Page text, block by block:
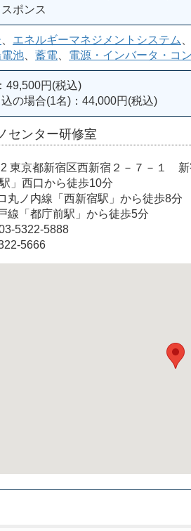
ポンス
エネルギーマネジメントシステム
池 蓄電 電源・インバータ・コ
49,500円(税込)
の場合(1名)：44,000円(税込)
センター研修室
東京都新宿区西新宿２－７－１ 新
」西口から徒歩10分
丸ノ内線「西新宿駅」から徒歩8分
線「都庁前駅」から徒歩5分
5322-5888
5666